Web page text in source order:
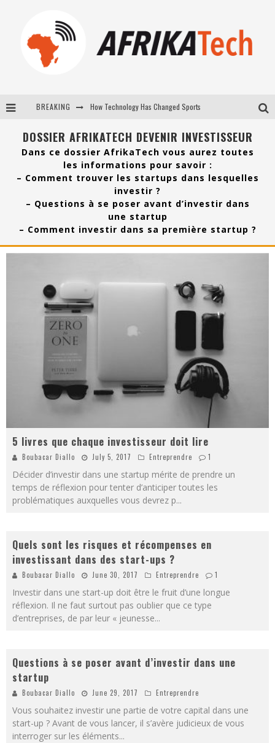
BREAKING
La Révolution Silencieuse : Quand Les Entrepreneurs Africains Décident de ne Plus se Taire
New to online sports betting? Consider These Tips to Play Your First Online Sports Betting Successfully
DOSSIER AFRIKATECH DEVENIR INVESTISSEUR
Dans ce dossier AfrikaTech vous aurez toutes
les informations pour savoir :
– Comment trouver les startups dans lesquelles
investir ?
– Questions à se poser avant d’investir dans
une startup
– Comment investir dans sa première startup ?
5 livres que chaque investisseur doit lire
Boubacar Diallo July 5, 2017 Entreprendre 1
Décider d’investir dans une startup mérite de prendre un
temps de réflexion pour tenter d’anticiper toutes les
problématiques auxquelles vous devrez p...
Quels sont les risques et récompenses en
investissant dans des start-ups ?
Boubacar Diallo June 30, 2017 Entreprendre 1
Investir dans une start-up doit être le fruit d’une longue
réflexion. Il ne faut surtout pas oublier que ce type
d’entreprises, de par leur « jeunesse...
Questions à se poser avant d’investir dans une
startup
Boubacar Diallo June 29, 2017 Entreprendre
Vous souhaitez investir une partie de votre capital dans une
start-up ? Avant de vous lancer, il s’avère judicieux de vous
interroger sur les éléments...